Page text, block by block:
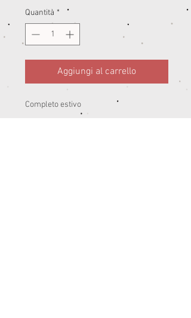
Quantità *
Aggiungi al carrello
Completo estivo